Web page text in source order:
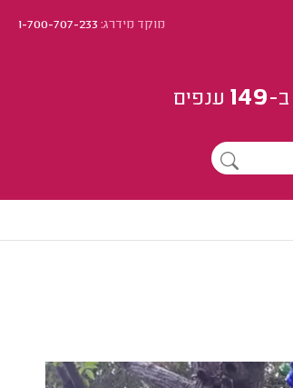
מוקד מידרג:1-700-707-233
ב-149 ענפים